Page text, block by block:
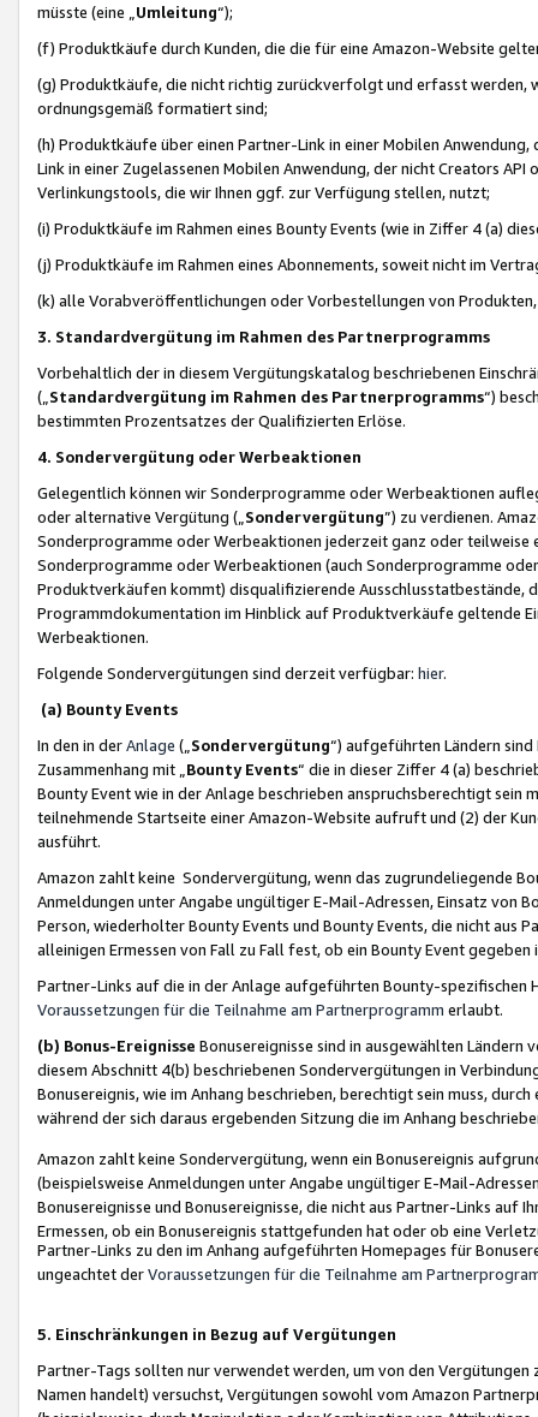
müsste (eine „ Umleitung“);
(f) Produktkäufe durch Kunden, die die für eine Amazon-Website
(g) Produktkäufe, die nicht richtig zurückverfolgt und erfasst werden,
ordnungsgemäß formatiert sind;
(h) Produktkäufe über einen Partner-Link in einer Mobilen
Link in einer Zugelassenen Mobilen Anwendung, der nicht Creators
Verlinkungstools, die wir Ihnen ggf. zur Verfügung stellen, nutzt;
(i) Produktkäufe im Rahmen eines Bounty Events (wie in Ziffer 4 (a)
(j) Produktkäufe im Rahmen eines Abonnements, soweit nicht im
(k) alle Vorabveröffentlichungen oder Vorbestellungen von
3. Standardvergütung im Rahmen des Partnerprogramms
Vorbehaltlich der in diesem Vergütungskatalog beschriebenen
(„ Standardvergütung im Rahmen des Partnerprogramms“)
bestimmten Prozentsatzes der Qualifizierten Erlöse.
4. Sondervergütung oder Werbeaktionen
Gelegentlich können wir Sonderprogramme oder Werbeaktionen
oder alternative Vergütung („ Sondervergütung”) zu verdienen.
Sonderprogramme oder Werbeaktionen jederzeit ganz oder
Sonderprogramme oder Werbeaktionen (auch Sonderprogramme
Produktverkäufen kommt) disqualifizierende Ausschlusstatbestände,
Programmdokumentation im Hinblick auf Produktverkäufe geltende
Werbeaktionen.
Folgende Sondervergütungen sind derzeit verfügbar: hier.
(a) Bounty Events
In den in derAnlage („ Sondervergütung“) aufgeführten Ländern
Zusammenhang mit „ Bounty Events“ die in dieser Ziffer 4 (a)
Bounty Event wie in der Anlage beschrieben anspruchsberechtigt sein
teilnehmende Startseite einer Amazon-Website aufruft und (2) der
ausführt.
Amazon zahlt keine Sondervergütung, wenn das zugrundeliegende
Anmeldungen unter Angabe ungültiger E-Mail-Adressen, Einsatz von
Person, wiederholter Bounty Events und Bounty Events, die nicht
alleinigen Ermessen von Fall zu Fall fest, ob ein Bounty Event
Partner-Links auf die in der Anlage aufgeführten Bounty-spezifischen
Voraussetzungen für die Teilnahme am Partnerprogramm erlaubt.
(b) Bonus-Ereignisse Bonusereignisse sind in ausgewählten Ländern
diesem Abschnitt 4(b) beschriebenen Sondervergütungen in
Bonusereignis, wie im Anhang beschrieben, berechtigt sein muss,
während der sich daraus ergebenden Sitzung die im Anhang
Amazon zahlt keine Sondervergütung, wenn ein Bonusereignis
(beispielsweise Anmeldungen unter Angabe ungültiger E-Mail-
Bonusereignisse und Bonusereignisse, die nicht aus Partner-Links auf
Ermessen, ob ein Bonusereignis stattgefunden hat oder ob eine
Partner-Links zu den im Anhang aufgeführten Homepages für
ungeachtet derVoraussetzungen für die Teilnahme am
5. Einschränkungen in Bezug auf Vergütungen
Partner-Tags sollten nur verwendet werden, um von den
Namen handelt) versuchst, Vergütungen sowohl vom Amazon